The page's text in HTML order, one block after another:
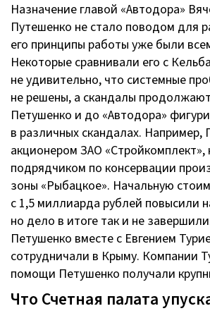
Назначение главой «Автодора»
Путешенко не стало поводом для
его принципы работы уже были
Некоторые сравнивали его с
не удивительно, что системные
не решены, а скандалы
Петушенко и до «Автодора»
в различных скандалах. Например,
акционером ЗАО «Стройкомплект»,
подрядчиком по консервации
зоны «Рыбацкое». Начальную
с 1,5 миллиарда рублей повысили
но дело в итоге так и не
Петушенко вместе с Евгением
сотрудничали в Крыму. Компании
помощи Петушенко получали
Что Счетная палата